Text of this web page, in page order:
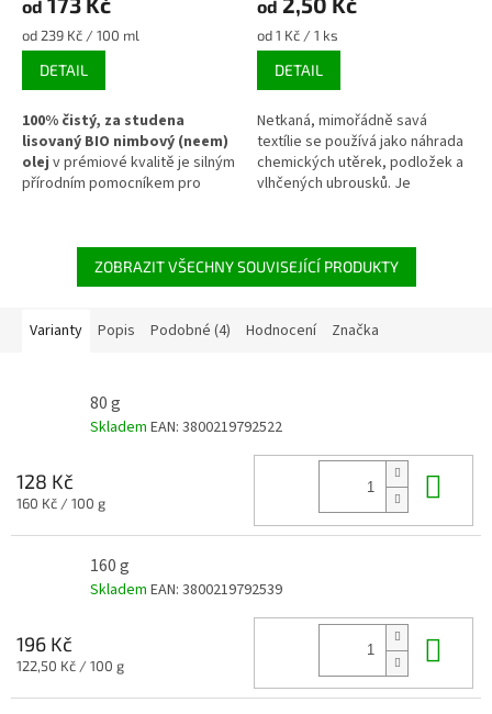
od
Měrná
cena:
od 239 Kč / 100 ml
DETAIL
100% čistý, za studena
lisovaný BIO nimbový (neem)
olej v prémiové kvalitě je silným
přírodním pomocníkem pro
intenzivně pečující non-toxic olej
vyniká výraznými
antibakteriálními,
účinky. Účinně pomáhá hojit
atopickém ekzému a hloubkově
regeneruje poškozenou kožní
bariéru. Certifikováno pod
od
Měrná
cena:
od 1 Kč / 1 ks
DETAIL
Netkaná, mimořádně savá
textílie se používá jako náhrada
chemických utěrek, podložek a
vlhčených ubrousků. Je
ZOBRAZIT VŠECHNY SOUVISEJÍCÍ PRODUKTY
Varianty Popis Podobné (4) Hodnocení Značka
80 g
Skladem EAN: 3800219792522
128 Kč
Měrná
160 Kč / 100 g
160 g
Skladem EAN: 3800219792539
196 Kč
Měrná
122,50 Kč / 100 g